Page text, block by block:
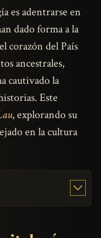
es adentrarse en
dado forma a la
corazón del País
ancestrales,
cautivado la
Este
, explorando su
en la cultura